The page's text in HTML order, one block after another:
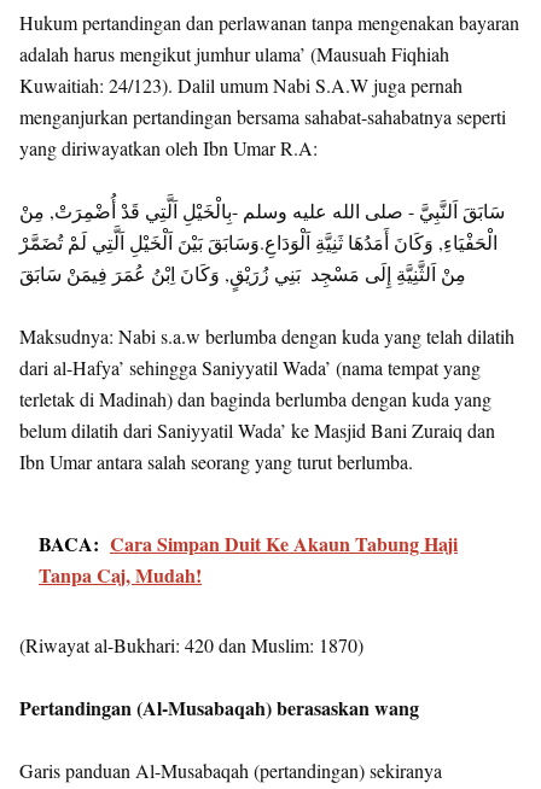
Hukum pertandingan dan perlawanan tanpa mengenakan bayaran
adalah harus mengikut jumhur ulama’ (Mausuah Fiqhiah
Kuwaitiah: 24/123). Dalil umum Nabi S.A.W juga pernah
menganjurkan pertandingan bersama sahabat-sahabatnya seperti
yang diriwayatkan oleh Ibn Umar R.A:
سَابَقَ اَلنَّبِيَّ ‏- صلى الله عليه وسلم ‏-بِالْخَيْلِ اَلَّتِي قَدْ أُضْمِرَتْ, مِنْ
الْحَفْيَاءِ, وَكَانَ أَمَدُهَا ثَنِيَّةِ اَلْوَدَاعِ.‏وَسَابَقَ بَيْنَ اَلْخَيْلِ اَلَّتِي لَمْ تُضَمَّرْ
مِنْ اَلثَّنِيَّةِ إِلَى مَسْجِد ‏ بَنِي زُرَيْقٍ, وَكَانَ اِبْنُ عُمَرَ فِيمَنْ سَابَقَ
Maksudnya: Nabi s.a.w berlumba dengan kuda yang telah dilatih
dari al-Hafya’ sehingga Saniyyatil Wada’ (nama tempat yang
terletak di Madinah) dan baginda berlumba dengan kuda yang
belum dilatih dari Saniyyatil Wada’ ke Masjid Bani Zuraiq dan
Ibn Umar antara salah seorang yang turut berlumba.
BACA: Cara Simpan Duit Ke Akaun Tabung Haji
Tanpa Caj, Mudah!
(Riwayat al-Bukhari: 420 dan Muslim: 1870)
Pertandingan (Al-Musabaqah) berasaskan wang
Garis panduan Al-Musabaqah (pertandingan) sekiranya